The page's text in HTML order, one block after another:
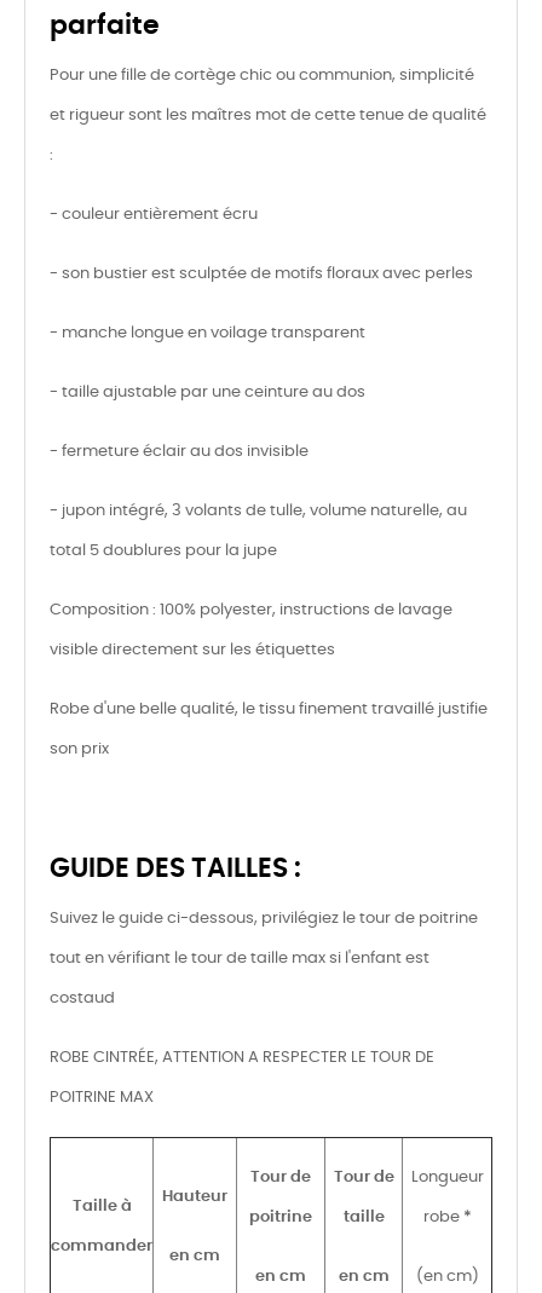
parfaite
Pour une fille de cortège chic ou communion, simplicité
et rigueur sont les maîtres mot de cette tenue de qualité
:
- couleur entièrement écru
- son bustier est sculptée de motifs floraux avec perles
- manche longue en voilage transparent
- taille ajustable par une ceinture au dos
- fermeture éclair au dos invisible
- jupon intégré, 3 volants de tulle, volume naturelle, au
total 5 doublures pour la jupe
Composition : 100% polyester, instructions de lavage
visible directement sur les étiquettes
Robe d'une belle qualité, le tissu finement travaillé justifie
son prix
GUIDE DES TAILLES :
Suivez le guide ci-dessous, privilégiez le tour de poitrine
tout en vérifiant le tour de taille max si l'enfant est
costaud
ROBE CINTRÉE, ATTENTION A RESPECTER LE TOUR DE
POITRINE MAX
Taille à
commander
Hauteur
en cm
Tour de
poitrine
en cm
Tour de
taille
en cm
Longueur
robe *
(en cm)